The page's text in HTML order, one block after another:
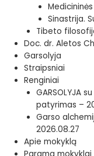
Sinastrija.
Tibeto
Doc. dr. Aletos
Garsolyja
Straipsniai
Renginiai
GARSOLYJA
patyrimas –
Garso
2026.08.27
Apie mokyklą
Parama mokyklai